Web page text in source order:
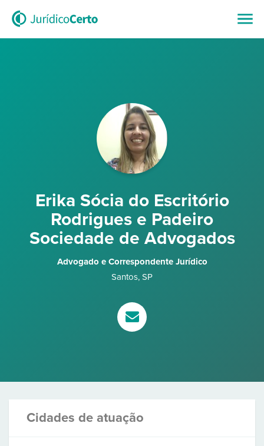
Erika Sócia do Escritório
Rodrigues e Padeiro
Sociedade de Advogados
Advogado e Correspondente Jurídico
Santos, SP
Cidades de atuação